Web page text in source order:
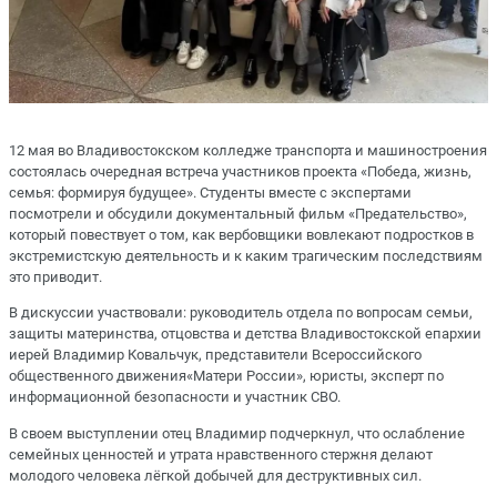
12 мая во Владивостокском колледже транспорта и машиностроения
состоялась очередная встреча участников проекта «Победа, жизнь,
семья: формируя будущее». Студенты вместе с экспертами
посмотрели и обсудили документальный фильм «Предательство»,
который повествует о том, как вербовщики вовлекают подростков в
экстремистскую деятельность и к каким трагическим последствиям
это приводит.
В дискуссии участвовали: руководитель отдела по вопросам семьи,
защиты материнства, отцовства и детства Владивостокской епархии
иерей Владимир Ковальчук, представители Всероссийского
общественного движения«Матери России», юристы, эксперт по
информационной безопасности и участник СВО.
В своем выступлении отец Владимир подчеркнул, что ослабление
семейных ценностей и утрата нравственного стержня делают
молодого человека лёгкой добычей для деструктивных сил.